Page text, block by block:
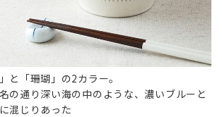
と「珊瑚」の2カラー。
の通り深い海の中のような、濃いブルーと
混じりあった